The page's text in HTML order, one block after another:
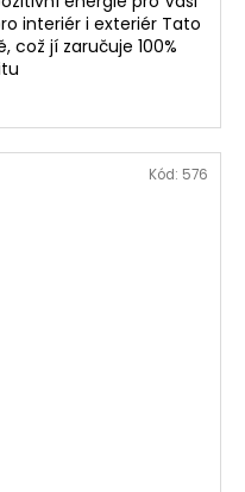
interiér i exteriér Tato
což jí zaručuje 100%
Kód: 576